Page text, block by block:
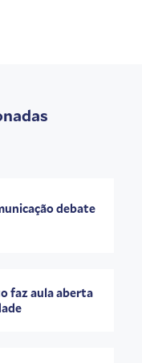
debate
faz aula aberta